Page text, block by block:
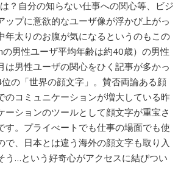
？自分の知らない仕事への関心等、ビジ
ップに意欲的なユーザ像が浮かび上がっ
年太りのお腹が気になるというのもこの
の男性ユーザ平均年齢は約40歳）の男性
は男性ユーザの関心をひく記事が多かっ
の「世界の顔文字」。賛否両論ある顔
のコミュニケーションが増大している昨
ーションのツールとして顔文字が重宝さ
す。プライべートでも仕事の場面でも使
で、日本とは違う海外の顔文字も取り入
う…という好奇心がアクセスに結びつい